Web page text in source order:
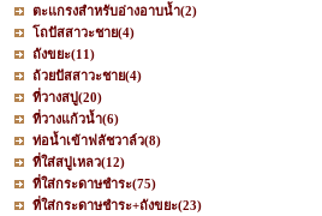
ตะแกรงสำหรับอ่างอาบน้ำ(2)
โถปัสสาวะชาย(4)
ถังขยะ(11)
ถ้วยปัสสาวะชาย(4)
ที่วางสบู่(20)
ที่วางแก้วน้ำ(6)
ท่อน้ำเข้าฟลัชวาล์ว(8)
ที่ใส่สบู่เหลว(12)
ที่ใส่กระดาษชำระ(75)
ที่ใส่กระดาษชำระ+ถังขยะ(23)